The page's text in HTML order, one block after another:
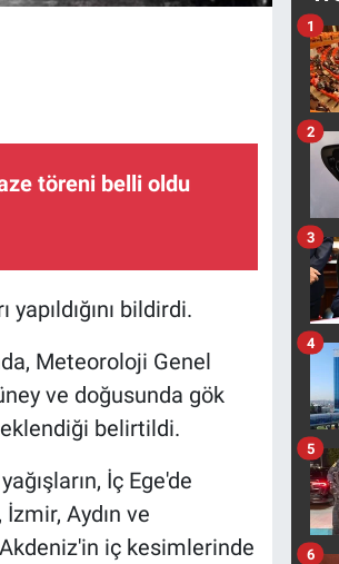
töreni belli oldu
bildirdi.
Meteoroloji Genel
ve doğusunda gök
belirtildi.
İç Ege'de
Aydın ve
Akdeniz'in iç kesimlerinde
1
2
3
4
5
6